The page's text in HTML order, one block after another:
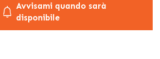
Avvisami quando sarà
disponibile